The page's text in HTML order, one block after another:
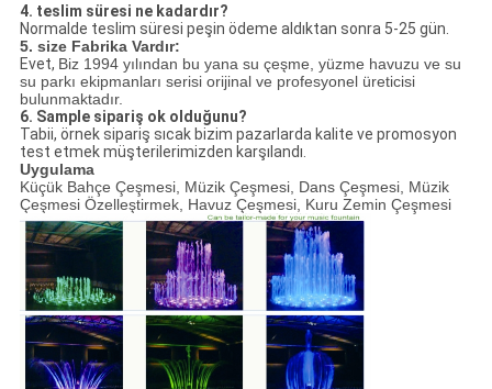
4. teslim süresi ne kadardır?
Normalde teslim süresi peşin ödeme aldıktan sonra 5-25 gün.
5. size Fabrika Vardır:
Evet, Biz 1994 yılından bu yana su çeşme, yüzme havuzu ve su
su parkı ekipmanları serisi orijinal ve profesyonel üreticisi
bulunmaktadır.
6. Sample sipariş ok olduğunu?
Tabii, örnek sipariş sıcak bizim pazarlarda kalite ve promosyon
test etmek müşterilerimizden karşılandı.
Uygulama
Küçük Bahçe Çeşmesi, Müzik Çeşmesi, Dans Çeşmesi, Müzik
Çeşmesi Özelleştirmek, Havuz Çeşmesi, Kuru Zemin Çeşmesi